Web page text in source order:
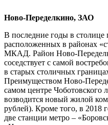
Ново-Переделкино, ЗАО
В последние годы в столице
расположенных в районах
МКАД. Район Ново-
соседствует с самой
в старых столичных
Преимуществом Ново-
самом центре Чоботовского
возводится новый жилой
рублей). Кроме того, в 2018
две станции метро –